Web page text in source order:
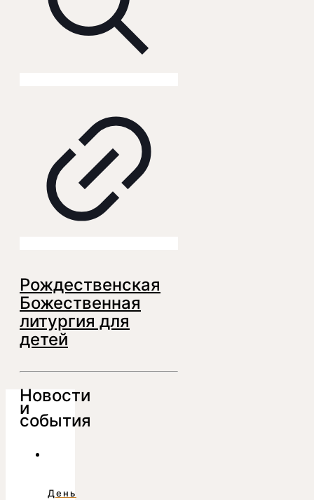
Рождественская
Божественная
литургия для
детей
Новости
и
события
День